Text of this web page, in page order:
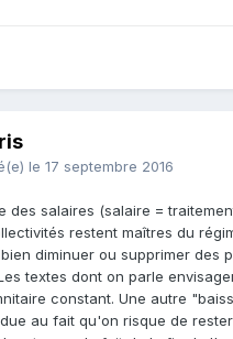
le 17 septembre 2016
des salaires (salaire =
restent maîtres du
diminuer ou supprimer des
textes dont on parle
constant. Une autre
au fait qu'on risque de